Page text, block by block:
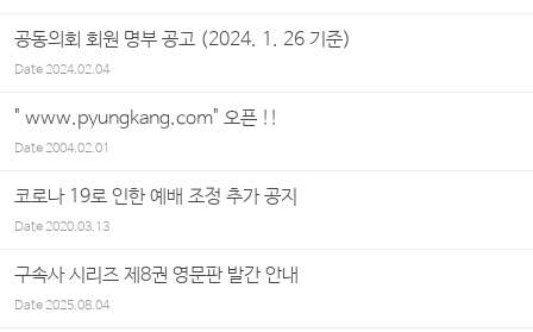
공동의회 회원 명부 공고 (2024. 1. 26 기준)
Date2024.02.04
" www.pyungkang.com" 오픈 !!
Date2004.02.01
코로나 19로 인한 예배 조정 추가 공지
Date2020.03.13
구속사 시리즈 제8권 영문판 발간 안내
Date2025.08.04